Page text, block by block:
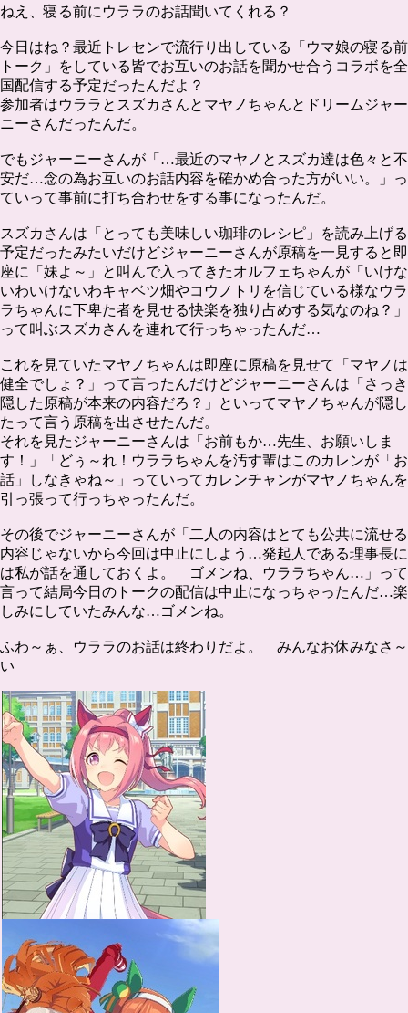
ねえ、寝る前にウララのお話聞いてくれる？
今日はね？最近トレセンで流行り出している「ウマ娘の寝る前
トーク」をしている皆でお互いのお話を聞かせ合うコラボを全
国配信する予定だったんだよ？
参加者はウララとスズカさんとマヤノちゃんとドリームジャー
ニーさんだったんだ。
でもジャーニーさんが「…最近のマヤノとスズカ達は色々と不
安だ…念の為お互いのお話内容を確かめ合った方がいい。」っ
ていって事前に打ち合わせをする事になったんだ。
スズカさんは「とっても美味しい珈琲のレシピ」を読み上げる
予定だったみたいだけどジャーニーさんが原稿を一見すると即
座に「妹よ～」と叫んで入ってきたオルフェちゃんが「いけな
いわいけないわキャベツ畑やコウノトリを信じている様なウラ
ラちゃんに下卑た者を見せる快楽を独り占めする気なのね？」
って叫ぶスズカさんを連れて行っちゃったんだ…
これを見ていたマヤノちゃんは即座に原稿を見せて「マヤノは
健全でしょ？」って言ったんだけどジャーニーさんは「さっき
隠した原稿が本来の内容だろ？」といってマヤノちゃんが隠し
たって言う原稿を出させたんだ。
それを見たジャーニーさんは「お前もか…先生、お願いしま
す！」「どぅ～れ！ウララちゃんを汚す輩はこのカレンが「お
話」しなきゃね～」っていってカレンチャンがマヤノちゃんを
引っ張って行っちゃったんだ。
その後でジャーニーさんが「二人の内容はとても公共に流せる
内容じゃないから今回は中止にしよう…発起人である理事長に
は私が話を通しておくよ。 ゴメンね、ウララちゃん…」って
言って結局今日のトークの配信は中止になっちゃったんだ…楽
しみにしていたみんな…ゴメンね。
ふわ～ぁ、ウララのお話は終わりだよ。 みんなお休みなさ～
い